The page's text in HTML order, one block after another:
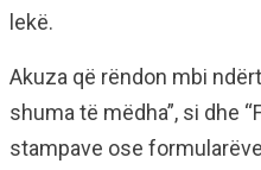
lekë.
Akuza që rëndon mbi
shuma të mëdha”, si dhe
stampave ose